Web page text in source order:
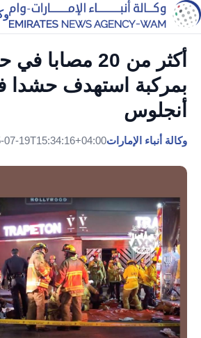
أكثر من 20
بمركبة استهدف
أنجلوس
وكالة أنباء الإمارات07-19T15:34:16+04:00